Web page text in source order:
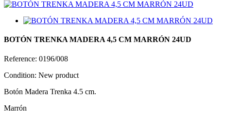
BOTÓN TRENKA MADERA 4,5 CM MARRÓN 24UD
Reference: 0196/008
Condition: New product
Botón Madera Trenka 4.5 cm.
Marrón